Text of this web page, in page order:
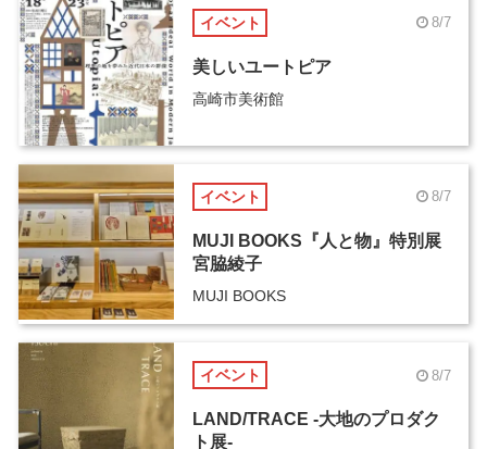
イベント 8/7
美しいユートピア
高崎市美術館
イベント 8/7
MUJI BOOKS『人と物』特別展
宮脇綾子
MUJI BOOKS
イベント 8/7
LAND/TRACE -大地のプロダク
ト展-